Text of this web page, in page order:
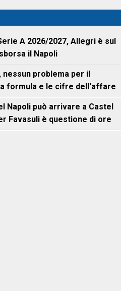
A 2026/2027, Allegri è sul
il Napoli
nessun problema per il
formula e le cifre dell'affare
Napoli può arrivare a Castel
Favasuli è questione di ore